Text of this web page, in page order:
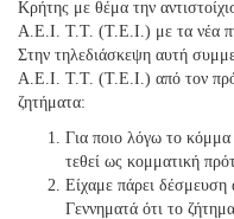
Κρήτης με θέμα την
Α.Ε.Ι. Τ.Τ. (Τ.Ε.Ι.) με τα νέα
Στην τηλεδιάσκεψη αυτή
Α.Ε.Ι. Τ.Τ. (Τ.Ε.Ι.) από τον
ζητήματα:
Για ποιο λόγω το κόμμα
τεθεί ως κομματική
Είχαμε πάρει
Γεννηματά ότι το